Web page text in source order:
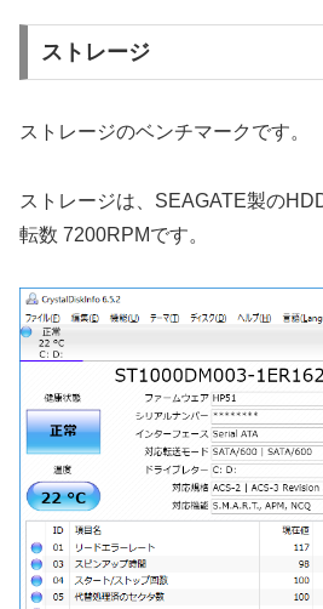
ストレージ
ストレージのベンチマークです。
ストレージは、SEAGATE製の
転数 7200RPMです。